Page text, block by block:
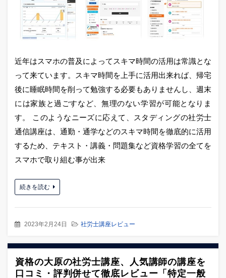
近年はスマホの普及によってスキマ時間の活用は常識とな
って来ています。スキマ時間を上手に活用出来れば、帰宅
後に睡眠時間を削って勉強する必要もありませんし、週末
には家族と過ごすなど、無理のない学習が可能となりま
す。 このようなニーズに応えて、スタディングの社労士
通信講座は、通勤・通学などのスキマ時間を徹底的に活用
するため、テキスト・講義・問題集など資格学習の全てを
スマホで取り組む事が出来
続きを読む
2023年2月24日 社労士講座レビュー
資格の大原の社労士講座、人気講師の講座を
口コミ・評判併せて徹底レビュー「特定一般